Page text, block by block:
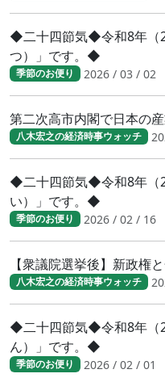
◆二十四節気◆令和8年（
つ）」です。◆
季節のお便り 2026 / 03 / 02
第二次高市内閣で日本の
八木宏之の経済時事ウォッチ
◆二十四節気◆令和8年（
い）」です。◆
季節のお便り 2026 / 02 / 16
【衆議院選挙後】新政権
八木宏之の経済時事ウォッチ
◆二十四節気◆令和8年（
ん）」です。◆
季節のお便り 2026 / 02 / 01